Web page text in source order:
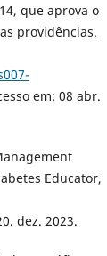
que aprova o
providências.
em: 08 abr.
Educator,
dez. 2023.